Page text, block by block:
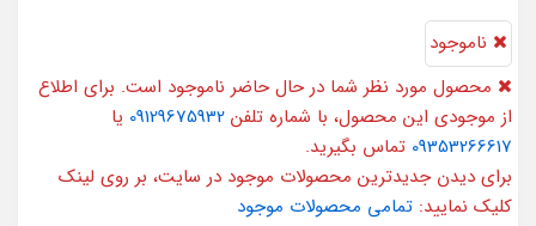
ناموجود
محصول مورد نظر شما در حال حاضر ناموجود است. برای اطلاع
از موجودی این محصول، با شماره تلفن 09129675932 یا
09353266617 تماس بگیرید.
برای دیدن جدیدترین محصولات موجود در سایت، بر روی لینک
کلیک نمایید: تمامی محصولات موجود